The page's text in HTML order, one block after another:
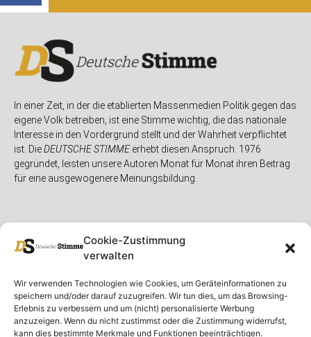
Cookie-Zustimmung
verwalten
Wir verwenden Technologien wie Cookies, um Geräteinformationen zu
speichern und/oder darauf zuzugreifen. Wir tun dies, um das Browsing-
Erlebnis zu verbessern und um (nicht) personalisierte Werbung
anzuzeigen. Wenn du nicht zustimmst oder die Zustimmung widerrufst,
kann dies bestimmte Merkmale und Funktionen beeinträchtigen.
In einer Zeit, in der die etablierten Massenmedien Politik gegen das
eigene Volk betreiben, ist eine Stimme wichtig, die das nationale
Interesse in den Vordergrund stellt und der Wahrheit verpflichtet
ist. DieDEUTSCHE STIMMEerhebt diesen Anspruch. 1976
gegründet, leisten unsere Autoren Monat für Monat ihren Beitrag
für eine ausgewogenere Meinungsbildung.
Unser Magazin
Spenden
Ausgaben
Rubriken
Deutschland
Ausland
Rechtliches
Rechtliche Hinweise
Impressum